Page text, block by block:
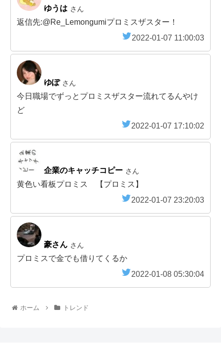
ゆうは さん
返信先:@Re_Lemongumiプロミスザスター！
2022-01-07 11:00:03
ゆぽ さん
今日職場でずっとプロミスザスター流れてるんやけ
ど
2022-01-07 17:10:02
企業のキャッチコピー さん
黄色い看板プロミス 【プロミス】
2022-01-07 23:20:03
豪さん さん
プロミスで金でも借りてくるか
2022-01-08 05:30:04
ホーム トレンド